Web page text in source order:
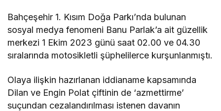
Bahçeşehir 1. Kısım Doğa Parkı’nda bulunan
sosyal medya fenomeni Banu Parlak’a ait güzellik
merkezi 1 Ekim 2023 günü saat 02.00 ve 04.30
sıralarında motosikletli şüphelilerce kurşunlanmıştı.
Olaya ilişkin hazırlanan iddianame kapsamında
Dilan ve Engin Polat çiftinin de ‘azmettirme’
suçundan cezalandırılması istenen davanın